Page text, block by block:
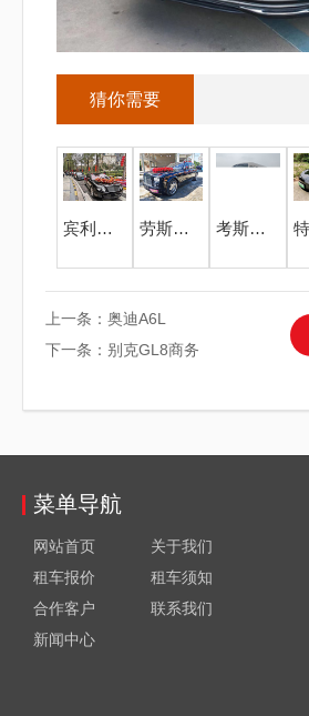
猜你需要
宾利婚礼车队 劳斯莱斯婚礼车队 考斯特中巴20座
上一条： 奥迪A6L
下一条： 别克GL8商务
菜单导航
网站首页
租车报价
合作客户
新闻中心
关于我们
租车须知
联系我们